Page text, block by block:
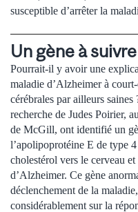
susceptible d’arrêter la
Un gène à suivre
Pourrait-il y avoir une
maladie d’Alzheimer à
cérébrales par ailleurs
recherche de Judes Poirier,
de McGill, ont identifié un
l’apolipoprotéine E de type
cholestérol vers le cerveau
d’Alzheimer. Ce gène
déclenchement de la
considérablement sur la